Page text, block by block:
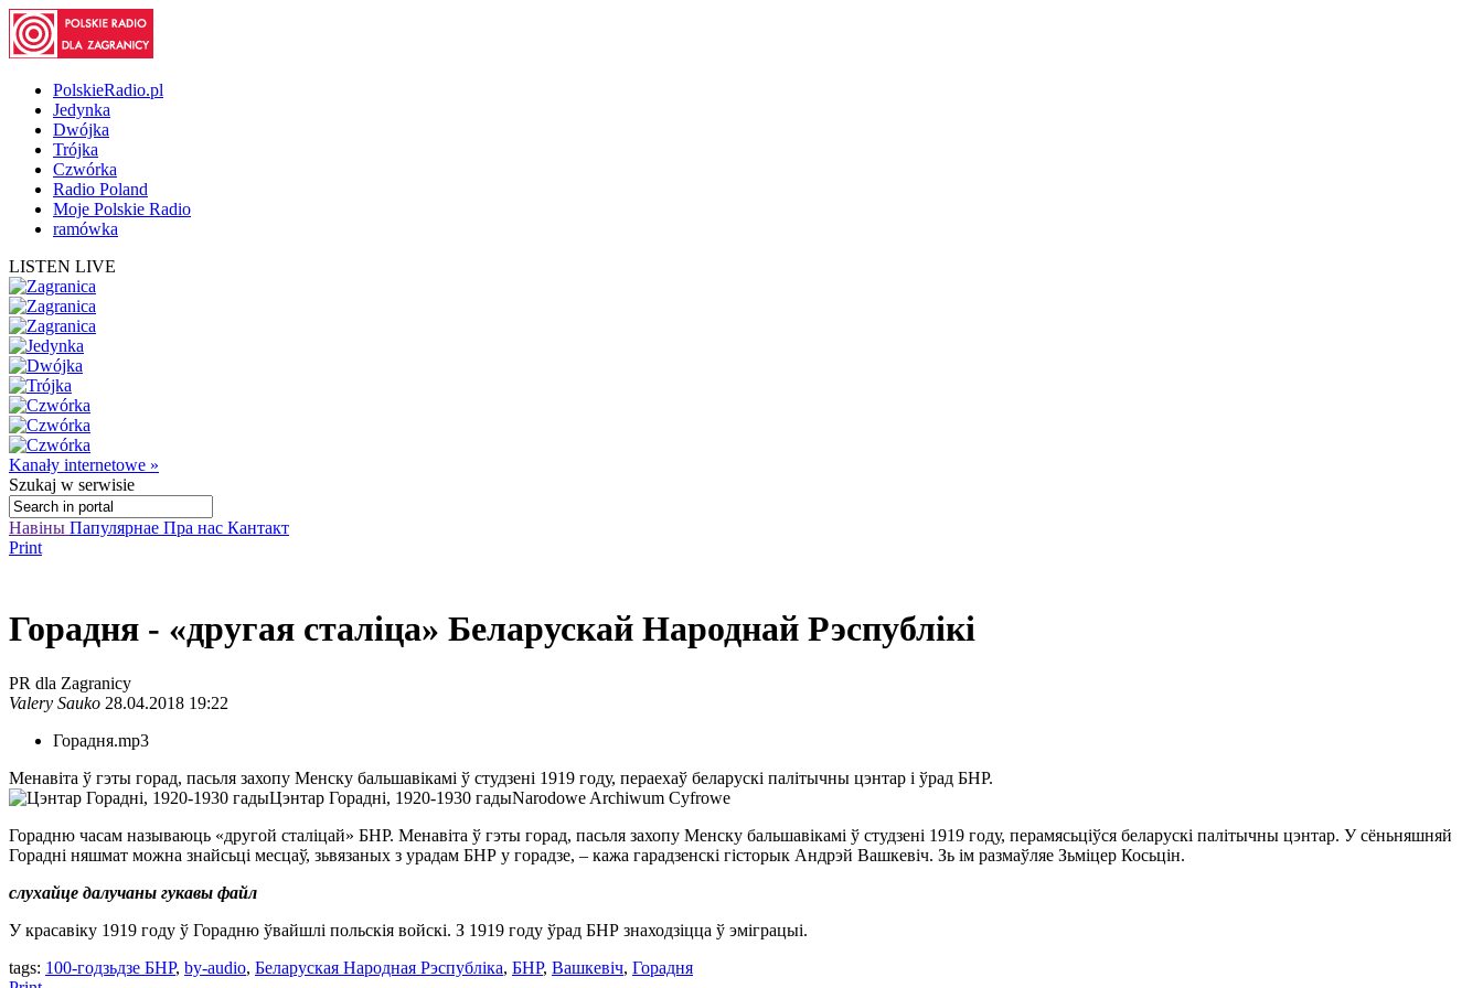
PolskieRadio.pl
Jedynka
Dwójka
Trójka
Czwórka
Radio Poland
Moje Polskie Radio
ramówka
LISTEN LIVE
Kanały internetowe »
Szukaj w serwisie
Навіны Папулярнае Пра нас Кантакт
Print
Горадня - «другая сталіца» Беларускай Народнай Рэспублікі
PR dla Zagranicy
Valery Sauko 28.04.2018 19:22
Горадня.mp3
Менавіта ў гэты горад, пасьля захопу Менску бальшавікамі ў студзені 1919 году, пераехаў беларускі палітычны цэнтар і ўрад БНР.
Цэнтар Горадні, 1920-1930 гадыNarodowe Archiwum Cyfrowe
Горадню часам называюць «другой сталіцай» БНР. Менавіта ў гэты горад, пасьля захопу Менску бальшавікамі ў студзені 1919 году, перамясьціўся беларускі палітычны цэнтар. У сёньняшняй
Горадні няшмат можна знайсьці месцаў, зьвязаных з урадам БНР у горадзе, – кажа гарадзенскі гісторык Андрэй Вашкевіч. Зь ім размаўляе Зьміцер Косьцін.
слухайце далучаны гукавы файл
У красавіку 1919 году ў Горадню ўвайшлі польскія войскі. З 1919 году ўрад БНР знаходзіцца ў эміграцыі.
tags: 100-годзьдзе БНР, by-audio, Беларуская Народная Рэспубліка, БНР, Вашкевіч, Горадня